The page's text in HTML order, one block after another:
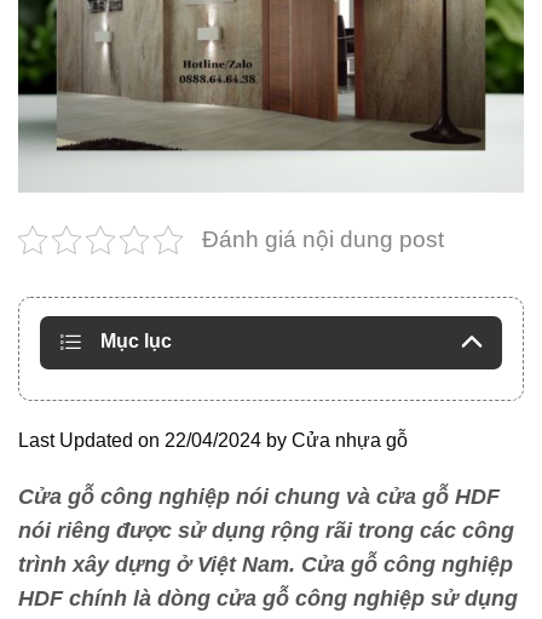
Đánh giá nội dung post
Mục lục
Last Updated on 22/04/2024 by Cửa nhựa gỗ
Cửa gỗ công nghiệp nói chung và cửa gỗ HDF
nói riêng được sử dụng rộng rãi trong các công
trình xây dựng ở Việt Nam. Cửa gỗ công nghiệp
HDF chính là dòng cửa gỗ công nghiệp sử dụng